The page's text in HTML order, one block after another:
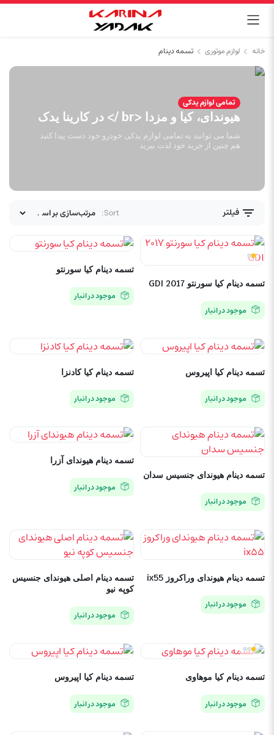
خانه لوازم موتوری تسمه دینام
تمامی لوازم یدکی
هیوندای، کیا و مزدا <br /> در کارینا یدک
شما می توانید به تمامی لوازم یدکی خودرو خود دست پیدا کنید
هم چنین از خرید خود لذت ببرید
فیلتر Sort:
تسمه دینام کیا سورنتو 2017 GDI
موجود در انبار
تسمه دینام کیا سورنتو
موجود در انبار
تسمه دینام کیا اپیروس
موجود در انبار
تسمه دینام کیا کادنزا
موجود در انبار
تسمه دینام هیوندای جنسیس سدان
موجود در انبار
تسمه دینام هیوندای آزرا
موجود در انبار
تسمه دینام هیوندای وراکروز ix55
موجود در انبار
تسمه دینام اصلی هیوندای جنسیس
کوپه نیو
موجود در انبار
تسمه دینام کیا موهاوی
موجود در انبار
تسمه دینام کیا اپیروس
موجود در انبار